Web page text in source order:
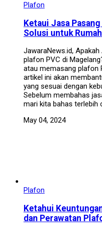
Plafon
Ketaui Jasa
Solusi untuk
JawaraNews.id,
plafon PVC di
atau memasang plafon
artikel ini akan
yang sesuai dengan
Sebelum membahas
mari kita bahas terlebih
May 04, 2024
Plafon
Ketahui
dan Perawatan